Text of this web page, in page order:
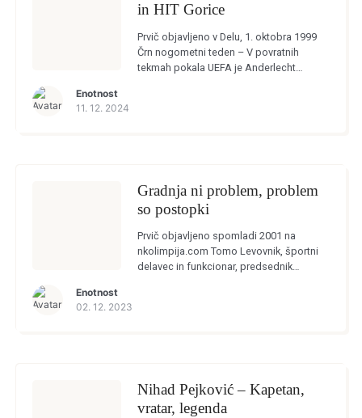
in HIT Gorice
Prvič objavljeno v Delu, 1. oktobra 1999
Črn nogometni teden – V povratnih
tekmah pokala UEFA je Anderlecht
Enotnost
11. 12. 2024
Gradnja ni problem, problem
so postopki
Prvič objavljeno spomladi 2001 na
nkolimpija.com Tomo Levovnik, športni
delavec in funkcionar, predsednik
Enotnost
02. 12. 2023
Nihad Pejković – Kapetan,
vratar, legenda